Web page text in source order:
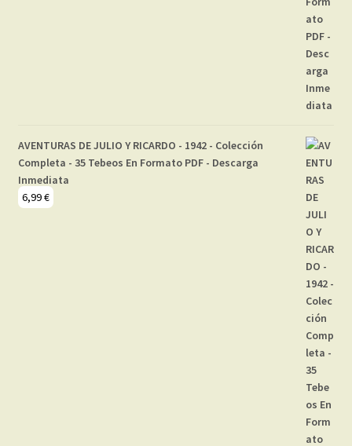
AVENTURAS DE JULIO Y RICARDO - 1942 - Colección
Completa - 35 Tebeos En Formato PDF - Descarga
Inmediata
6,99€